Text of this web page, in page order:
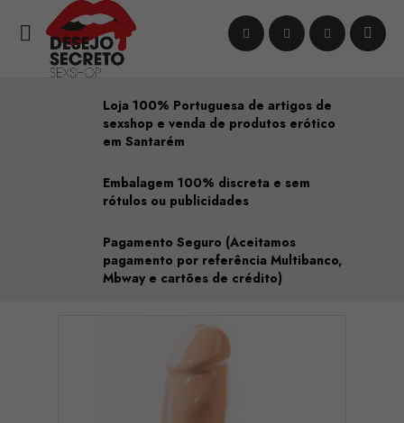

Loja 100% Portuguesa de artigos de
sexshop e venda de produtos erótico
em Santarém
Embalagem 100% discreta e sem
rótulos ou publicidades
Pagamento Seguro (Aceitamos
pagamento por referência Multibanco,
Mbway e cartões de crédito)